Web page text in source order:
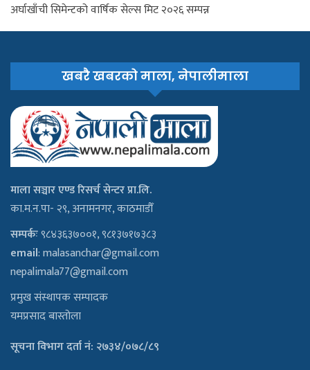
अर्घाखाँची सिमेन्टको वार्षिक सेल्स मिट २०२६ सम्पन्न
खबरै खबरको माला, नेपालीमाला
माला सञ्चार एण्ड रिसर्च सेन्टर प्रा.लि.
का.म.न.पा- २९, अनामनगर, काठमाडौँ
सम्पर्कः९८४३६३७००१, ९८१३७१७३८३
email:malasanchar@gmail.com
nepalimala77@gmail.com
प्रमुख संस्थापक सम्पादक
यमप्रसाद बास्तोला
सूचना विभाग दर्ता नं: २७३४/०७८/८९